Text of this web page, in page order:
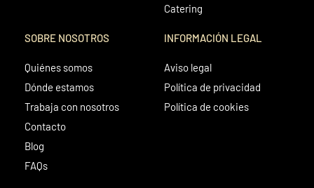
Catering
SOBRE NOSOTROS
Quiénes somos
Dónde estamos
Trabaja con nosotros
Contacto
Blog
FAQs
INFORMACIÓN LEGAL
Aviso legal
Política de privacidad
Política de cookies